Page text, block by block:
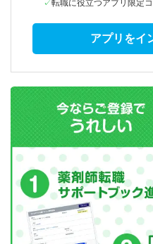
転職に役立つアプリ限定
アプリをイ